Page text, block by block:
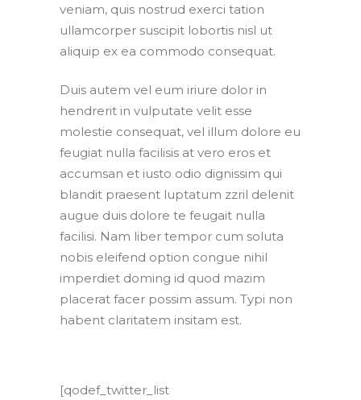
veniam, quis nostrud exerci tation
ullamcorper suscipit lobortis nisl ut
aliquip ex ea commodo consequat.
Duis autem vel eum iriure dolor in
hendrerit in vulputate velit esse
molestie consequat, vel illum dolore eu
feugiat nulla facilisis at vero eros et
accumsan et iusto odio dignissim qui
blandit praesent luptatum zzril delenit
augue duis dolore te feugait nulla
facilisi. Nam liber tempor cum soluta
nobis eleifend option congue nihil
imperdiet doming id quod mazim
placerat facer possim assum. Typi non
habent claritatem insitam est.
[qodef_twitter_list